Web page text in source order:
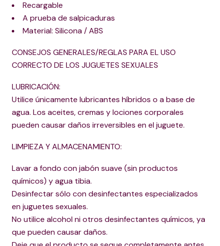
Recargable
A prueba de salpicaduras
Material: Silicona / ABS
CONSEJOS GENERALES/REGLAS PARA EL USO
CORRECTO DE LOS JUGUETES SEXUALES
LUBRICACIÓN:
Utilice únicamente lubricantes híbridos o a base de
agua. Los aceites, cremas y lociones corporales
pueden causar daños irreversibles en el juguete.
LIMPIEZA Y ALMACENAMIENTO:
Lavar a fondo con jabón suave (sin productos
químicos) y agua tibia.
Desinfectar sólo con desinfectantes especializados
en juguetes sexuales.
No utilice alcohol ni otros desinfectantes químicos, ya
que pueden causar daños.